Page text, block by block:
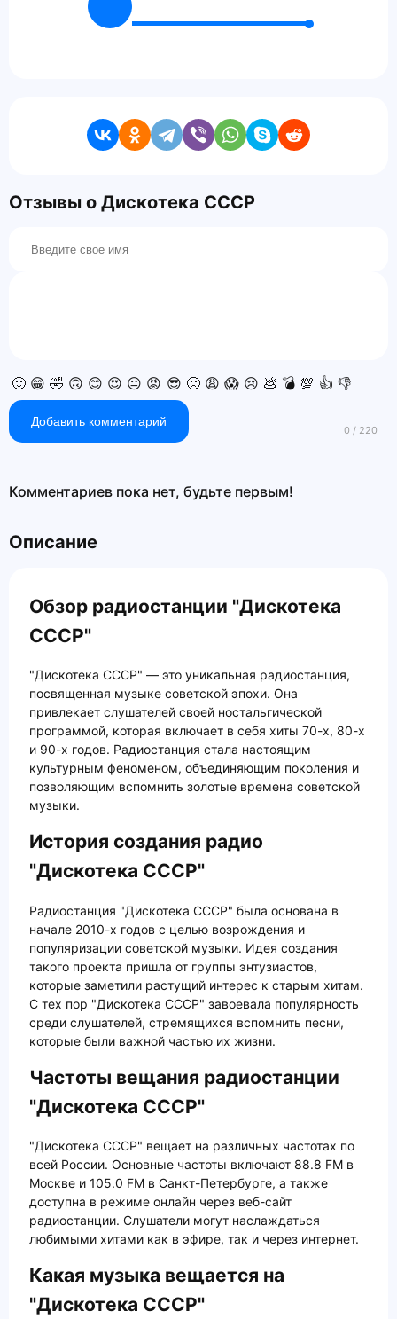
Отзывы о Дискотека СССР
🙂 😁 🤣 🙃 😊 😍 😐 😡 😎 🙁 😩 😱 😢 💩 💣 💯 👍 👎
Добавить комментарий
Комментариев пока нет, будьте первым!
Описание
Обзор радиостанции "Дискотека
СССР"
"Дискотека СССР" — это уникальная радиостанция,
посвященная музыке советской эпохи. Она
привлекает слушателей своей ностальгической
программой, которая включает в себя хиты 70-х, 80-х
и 90-х годов. Радиостанция стала настоящим
культурным феноменом, объединяющим поколения и
позволяющим вспомнить золотые времена советской
музыки.
История создания радио
"Дискотека СССР"
Радиостанция "Дискотека СССР" была основана в
начале 2010-х годов с целью возрождения и
популяризации советской музыки. Идея создания
такого проекта пришла от группы энтузиастов,
которые заметили растущий интерес к старым хитам.
С тех пор "Дискотека СССР" завоевала популярность
среди слушателей, стремящихся вспомнить песни,
которые были важной частью их жизни.
Частоты вещания радиостанции
"Дискотека СССР"
"Дискотека СССР" вещает на различных частотах по
всей России. Основные частоты включают 88.8 FM в
Москве и 105.0 FM в Санкт-Петербурге, а также
доступна в режиме онлайн через веб-сайт
радиостанции. Слушатели могут наслаждаться
любимыми хитами как в эфире, так и через интернет.
Какая музыка вещается на
"Дискотека СССР"